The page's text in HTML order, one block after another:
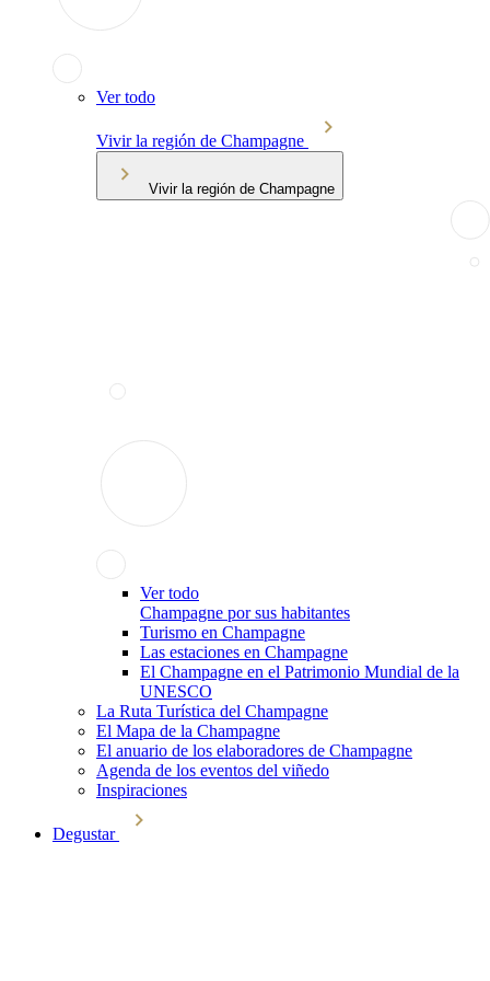
Ver todo
Vivir la región de Champagne
Vivir la región de Champagne
Ver todo
Champagne por sus habitantes
Turismo en Champagne
Las estaciones en Champagne
El Champagne en el Patrimonio Mundial de la
UNESCO
La Ruta Turística del Champagne
El Mapa de la Champagne
El anuario de los elaboradores de Champagne
Agenda de los eventos del viñedo
Inspiraciones
Degustar